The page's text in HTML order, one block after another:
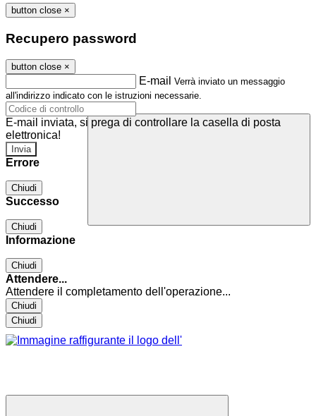
button close ×
Recupero password
button close ×
E-mail Verrà inviato un messaggio
all'indirizzo indicato con le istruzioni necessarie.
E-mail inviata, si prega di controllare la casella di posta
elettronica!
Errore
Chiudi
Successo
Chiudi
Informazione
Chiudi
Attendere...
Attendere il completamento dell'operazione...
Chiudi
Chiudi